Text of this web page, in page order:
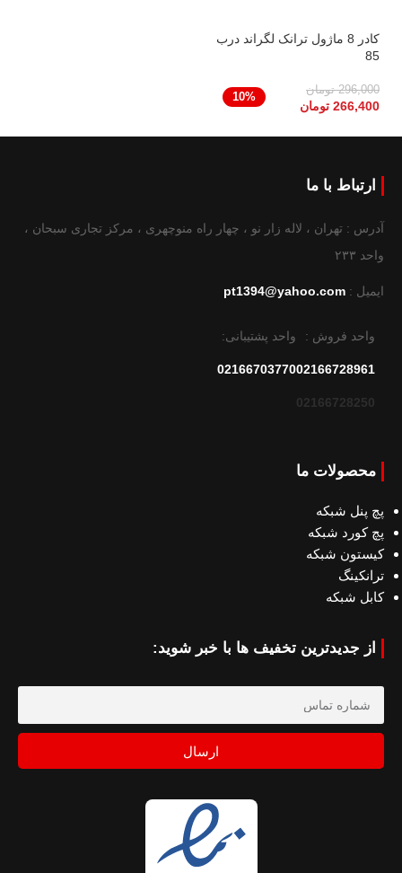
کادر 8 ماژول ترانک لگراند درب
85
296,000 تومان
266,400 تومان
10%
ارتباط با ما
آدرس : تهران ، لاله زار نو ، چهار راه منوچهری ، مرکز تجاری سبحان ،
واحد ۲۳۳
ایمیل : pt1394@yahoo.com
واحد فروش :
02166728961
02166728250
واحد پشتیبانی:
02166703770
محصولات ما
پچ پنل شبکه
پچ کورد شبکه
کیستون شبکه
ترانکینگ
کابل شبکه
از جدیدترین تخفیف ها با خبر شوید:
ارسال